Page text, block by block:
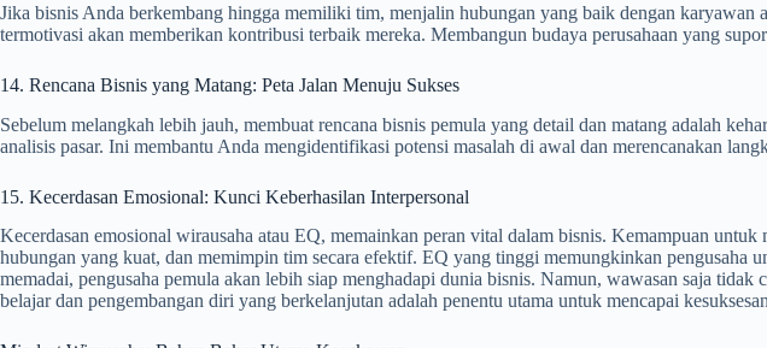
Jika bisnis Anda berkembang hingga memiliki tim, menjalin hubungan yang baik dengan
termotivasi akan memberikan kontribusi terbaik mereka. Membangun budaya perusahaan yang
14. Rencana Bisnis yang Matang: Peta Jalan Menuju Sukses
Sebelum melangkah lebih jauh, membuat rencana bisnis pemula yang detail dan matang adalah
analisis pasar. Ini membantu Anda mengidentifikasi potensi masalah di awal dan merencanakan
15. Kecerdasan Emosional: Kunci Keberhasilan Interpersonal
Kecerdasan emosional wirausaha atau EQ, memainkan peran vital dalam bisnis. Kemampuan
hubungan yang kuat, dan memimpin tim secara efektif. EQ yang tinggi memungkinkan pengusaha
memadai, pengusaha pemula akan lebih siap menghadapi dunia bisnis. Namun, wawasan saja
belajar dan pengembangan diri yang berkelanjutan adalah penentu utama untuk mencapai